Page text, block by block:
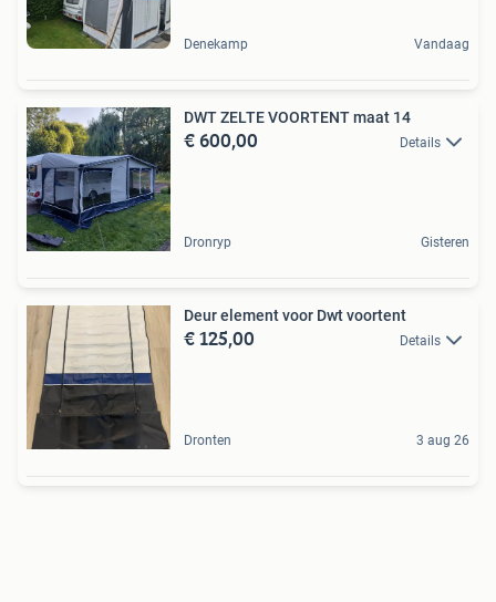
Denekamp Vandaag
DWT ZELTE VOORTENT maat 14
€ 600,00 Details
Dronryp Gisteren
Deur element voor Dwt voortent
€ 125,00 Details
Dronten 3 aug 26